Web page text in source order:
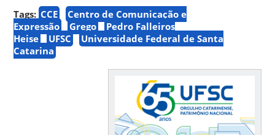
Tags: CCE
Centro de Comunicação e
Expressão
Grego
Pedro Falleiros
Heise
UFSC
Universidade Federal de Santa
Catarina